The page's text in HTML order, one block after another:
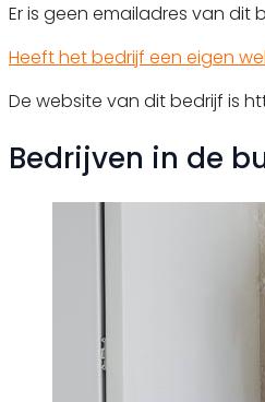
Er is geen emailadres van dit
Heeft het bedrijf een eigen
De website van dit bedrijf is
Bedrijven in de